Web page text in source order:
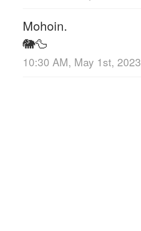
Mohoin.
🐘🦆
10:30 AM, May 1st, 2023